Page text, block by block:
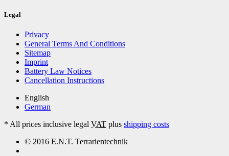
Legal
Privacy
General Terms And Conditions
Sitemap
Imprint
Battery Law Notices
Cancellation Instructions
English
German
* All prices inclusive legal VAT plus shipping costs
© 2016 E.N.T. Terrarientechnik